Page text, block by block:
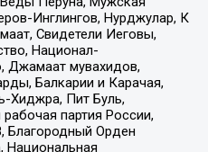
Инглингов, Нурджулар, К
Свидетели Иеговы,
Национал-
Джамаат мувахидов,
Балкарии и Карачая,
Хиджра, Пит Буль,
партия России,
Благородный Орден
Национальная